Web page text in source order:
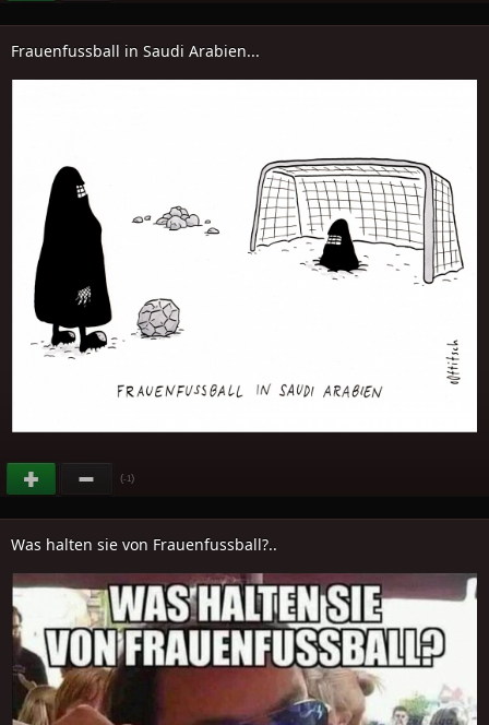
Frauenfussball in Saudi Arabien...
(-1)
Was halten sie von Frauenfussball?..